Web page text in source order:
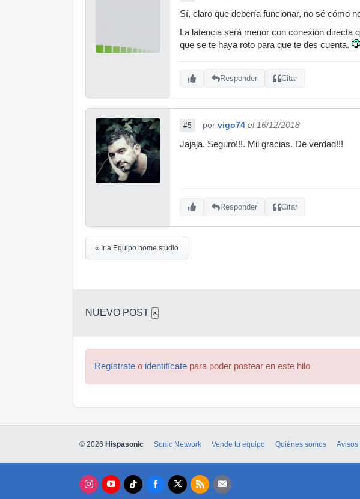
Sí, claro que debería funcionar, no sé cómo
La latencia será menor con conexión directa
que se te haya roto para que te des cuenta.
Responder Citar
#5 por vigo74 el 16/12/2018
Jajaja. Seguro!!!. Mil gracias. De verdad!!!
Responder Citar
« Ir a Equipo home studio
NUEVO POST ×
Regístrate o identifícate para poder postear en este hilo
© 2026 Hispasonic Sonic Network Vende tu equipo Quiénes somos